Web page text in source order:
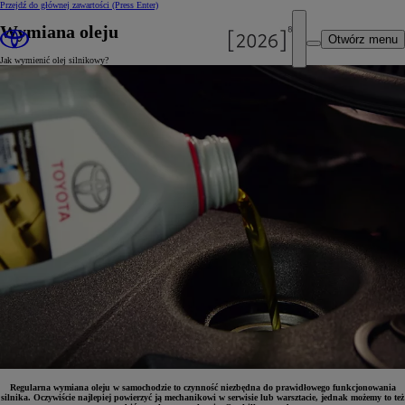
Przejdź do głównej zawartości (Press Enter)
Otwórz menu
Wymiana oleju
Jak wymienić olej silnikowy?
Regularna wymiana oleju w samochodzie to czynność niezbędna do prawidłowego funkcjonowania
silnika. Oczywiście najlepiej powierzyć ją mechanikowi w serwisie lub warsztacie, jednak możemy to też